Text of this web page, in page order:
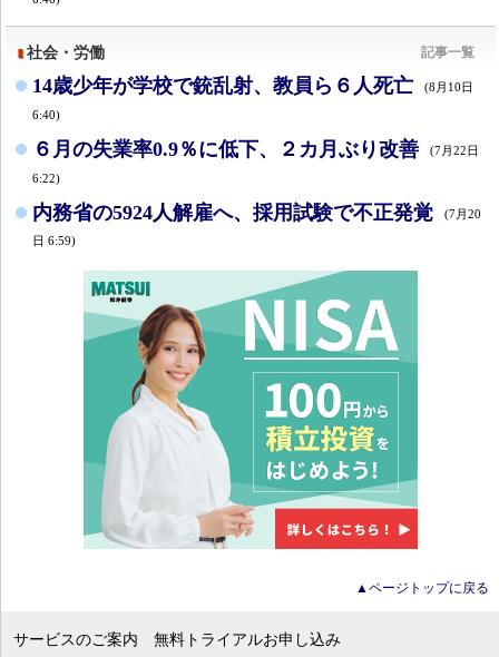
社会・労働 記事一覧
14歳少年が学校で銃乱射、教員ら６人死亡 (8月10日
6:40)
６月の失業率0.9％に低下、２カ月ぶり改善 (7月22日
6:22)
内務省の5924人解雇へ、採用試験で不正発覚
(7月20
日 6:59)
▲ページトップに戻る
サービスのご案内 無料トライアルお申し込み